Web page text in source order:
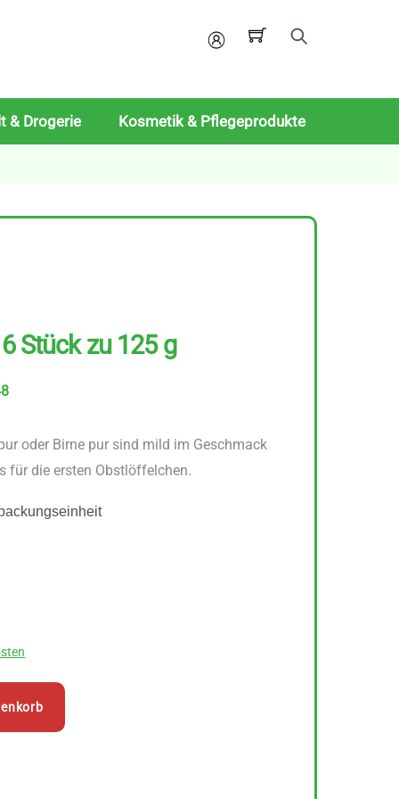
Mein
& Drogerie Kosmetik & Pflegeprodukte
Stück zu 125 g
oder Birne pur sind mild im Geschmack
für die ersten Obstlöffelchen.